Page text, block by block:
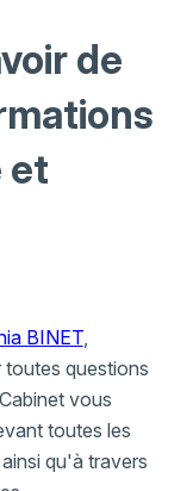
de
et
BINET,
questions
vous
toutes les
qu'à travers